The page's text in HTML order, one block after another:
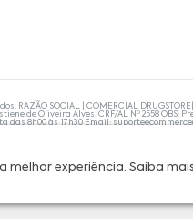
melhor experiência. Saiba
SOCIAL | COMERCIAL
de Oliveira Alves, CRF/AL Nº 2558
das 8h00 às 17h30 Email:
substituem as orientações de um
Se os sintomas persistirem, um médico
realizar suas compras com
da disponibilidade de produto em